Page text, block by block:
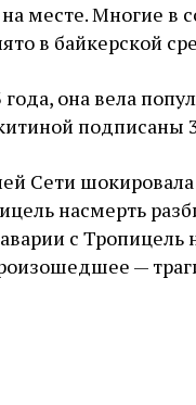
месте. Многие в
в байкерской
она вела
подписаны
Сети
насмерть
с
—